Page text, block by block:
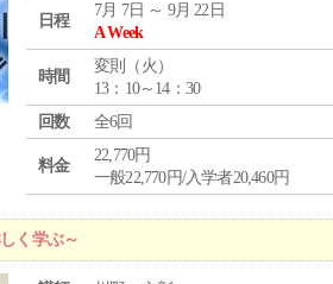
日程
7月 7日 ～ 9月 22日
A Week
時間
変則（火）
13：10～14：30
回数
全6回
料金
22,770円
一般22,770円/入学者20,460円
く学ぶ～